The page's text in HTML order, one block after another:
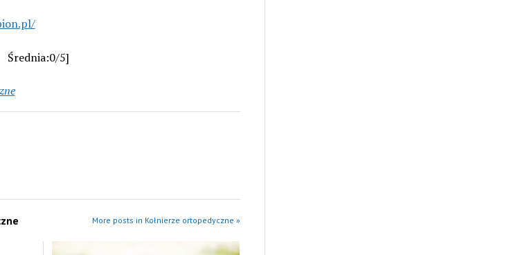
Średnia:0/5]
More posts in Kołnierze ortopedyczne »